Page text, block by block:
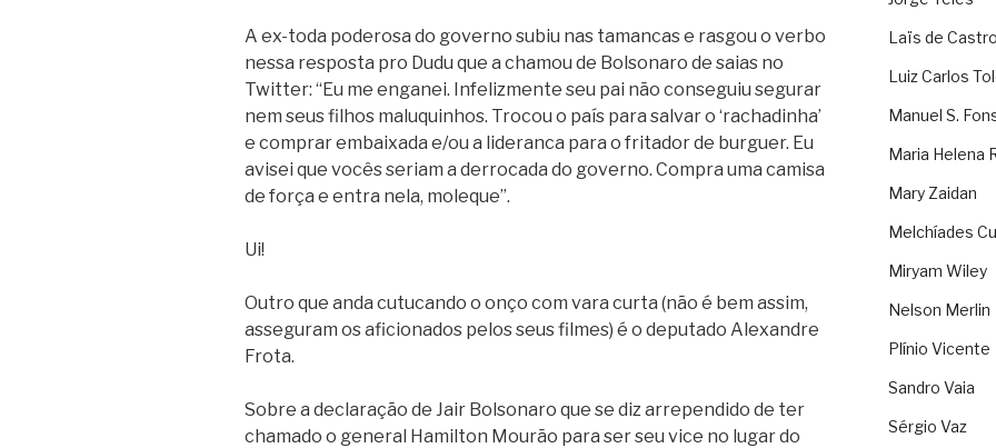
A ex-toda poderosa do governo subiu nas tamancas e rasgou o verbo
nessa resposta pro Dudu que a chamou de Bolsonaro de saias no
Twitter: “Eu me enganei. Infelizmente seu pai não conseguiu segurar
nem seus filhos maluquinhos. Trocou o país para salvar o ‘rachadinha’
e comprar embaixada e/ou a lideranca para o fritador de burguer. Eu
avisei que vocês seriam a derrocada do governo. Compra uma camisa
de força e entra nela, moleque”.
Ui!
Outro que anda cutucando o onço com vara curta (não é bem assim,
asseguram os aficionados pelos seus filmes) é o deputado Alexandre
Frota.
Sobre a declaração de Jair Bolsonaro que se diz arrependido de ter
chamado o general Hamilton Mourão para ser seu vice no lugar do
Laïs de Castro
Luiz Carlos
Manuel S.
Maria Helena
Mary Zaidan
Melchíades
Miryam Wiley
Nelson Merlin
Plínio Vicente
Sandro Vaia
Sérgio Vaz